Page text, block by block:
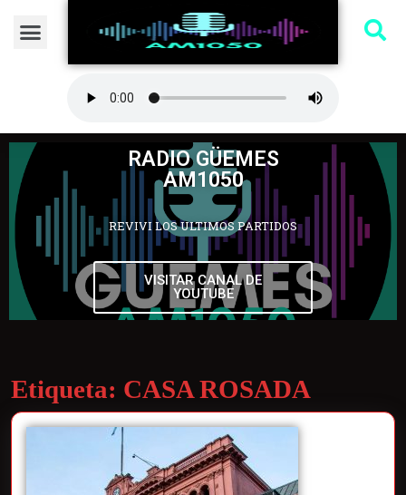
RADIO GÜEMES
AM1050
REVIVI LOS ULTIMOS PARTIDOS
VISITAR CANAL DE
YOUTUBE
Etiqueta: CASA ROSADA